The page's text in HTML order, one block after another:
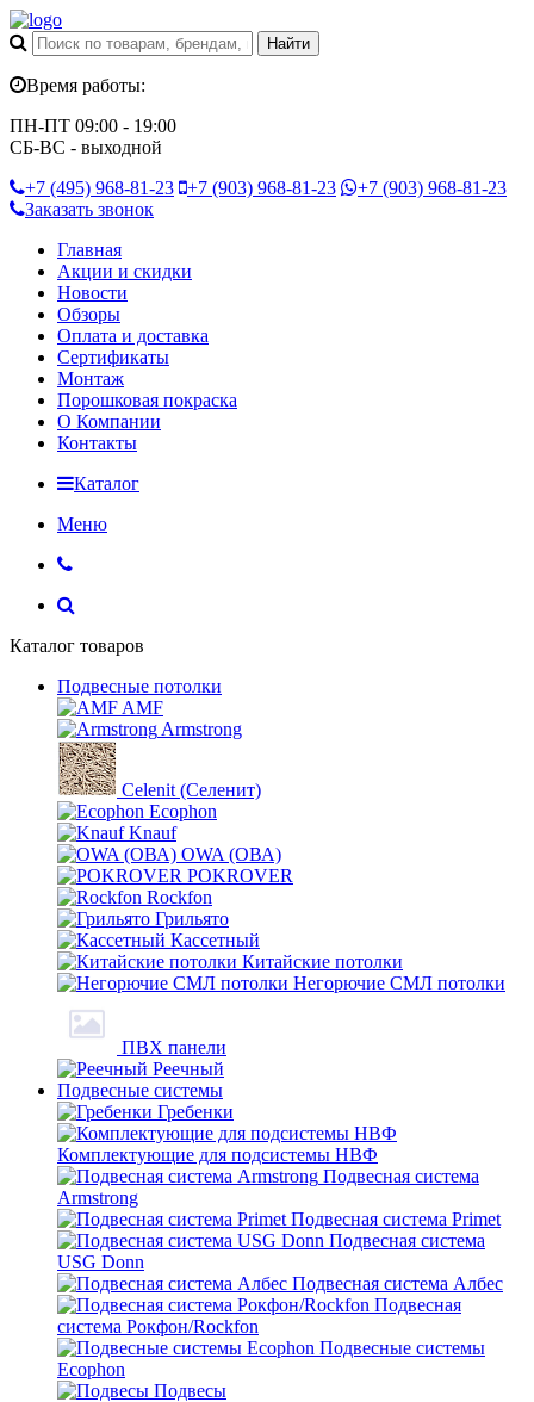
Время работы:
ПН-ПТ 09:00 - 19:00
СБ-ВС - выходной
+7 (495) 968-81-23 +7 (903) 968-81-23 +7 (903) 968-81-23
Заказать звонок
Главная
Акции и скидки
Новости
Обзоры
Оплата и доставка
Сертификаты
Монтаж
Порошковая покраска
О Компании
Контакты
Каталог
Меню
Каталог товаров
Подвесные потолки
AMF
Armstrong
Celenit (Селенит)
Ecophon
Knauf
OWA (ОВА)
POKROVER
Rockfon
Грильято
Кассетный
Китайские потолки
Негорючие СМЛ потолки
ПВХ панели
Реечный
Подвесные системы
Гребенки
Комплектующие для подсистемы НВФ
Подвесная система
Armstrong
Подвесная система Primet
Подвесная система
USG Donn
Подвесная система Албес
Подвесная
система Рокфон/Rockfon
Подвесные системы
Ecophon
Подвесы